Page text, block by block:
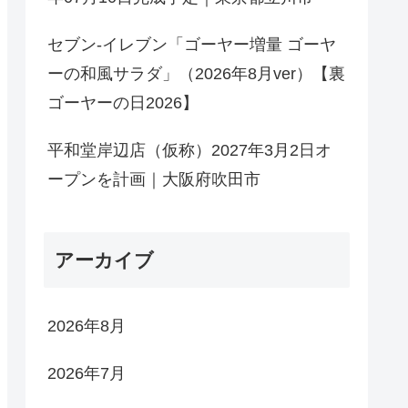
セブン-イレブン「ゴーヤー増量 ゴーヤ
ーの和風サラダ」（2026年8月ver）【裏
ゴーヤーの日2026】
平和堂岸辺店（仮称）2027年3月2日オ
ープンを計画｜大阪府吹田市
アーカイブ
2026年8月
2026年7月